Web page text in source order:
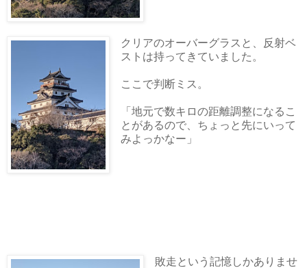
クリアのオーバーグラスと、反射ベ
ストは持ってきていました。
ここで判断ミス。
「地元で数キロの距離調整になるこ
とがあるので、ちょっと先にいって
みよっかなー」
敗走という記憶しかありませ